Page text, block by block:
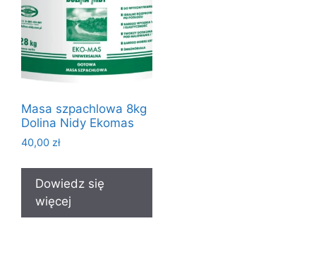
Masa szpachlowa 8kg
Dolina Nidy Ekomas
40,00 zł
Dowiedz się
więcej